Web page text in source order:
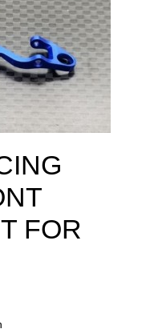
FOR